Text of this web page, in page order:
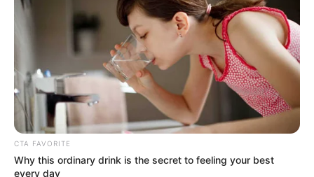
Rating
CTA FAVORITE
Why this ordinary drink is the secret to feeling your best
every day